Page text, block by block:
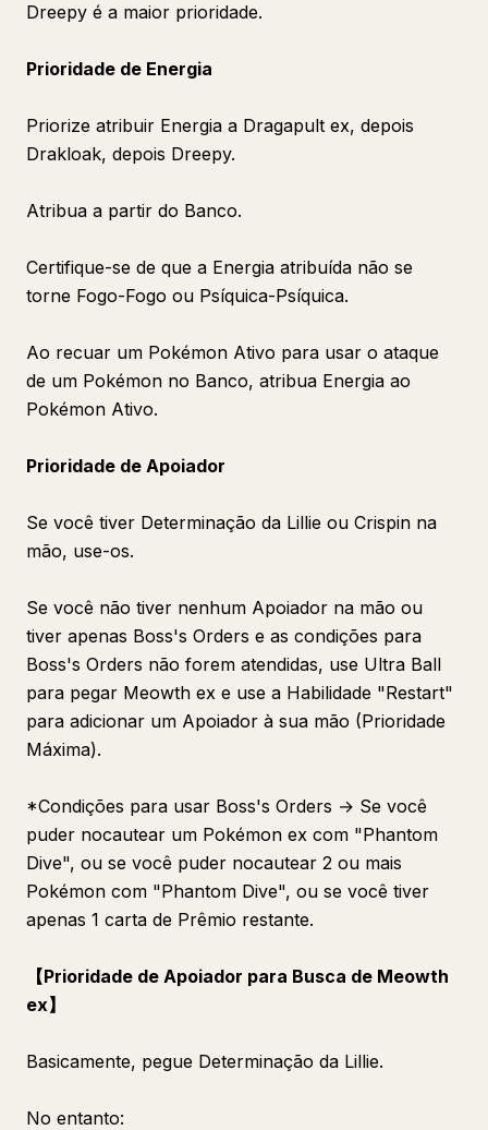
Dreepy é a maior prioridade.
Prioridade de Energia
Priorize atribuir Energia a Dragapult ex, depois
Drakloak, depois Dreepy.
Atribua a partir do Banco.
Certifique-se de que a Energia atribuída não se
torne Fogo-Fogo ou Psíquica-Psíquica.
Ao recuar um Pokémon Ativo para usar o ataque
de um Pokémon no Banco, atribua Energia ao
Pokémon Ativo.
Prioridade de Apoiador
Se você tiver Determinação da Lillie ou Crispin na
mão, use-os.
Se você não tiver nenhum Apoiador na mão ou
tiver apenas Boss's Orders e as condições para
Boss's Orders não forem atendidas, use Ultra Ball
para pegar Meowth ex e use a Habilidade "Restart"
para adicionar um Apoiador à sua mão (Prioridade
Máxima).
*Condições para usar Boss's Orders → Se você
puder nocautear um Pokémon ex com "Phantom
Dive", ou se você puder nocautear 2 ou mais
Pokémon com "Phantom Dive", ou se você tiver
apenas 1 carta de Prêmio restante.
【Prioridade de Apoiador para Busca de Meowth
ex】
Basicamente, pegue Determinação da Lillie.
No entanto: